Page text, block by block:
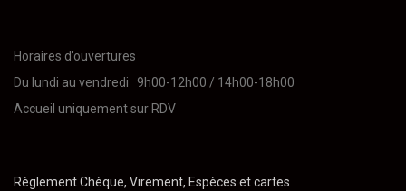
Horaires d’ouvertures
Du lundi au vendredi 9h00-12h00 / 14h00-18h00
Accueil uniquement sur RDV
Règlement Chèque, Virement, Espèces et cartes